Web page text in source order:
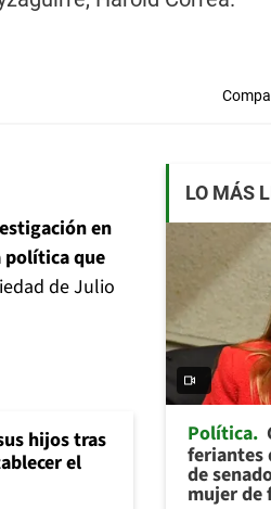
en
política que
de Julio
hijos tras
el
LO MÁS
Política
feriantes
de
mujer de